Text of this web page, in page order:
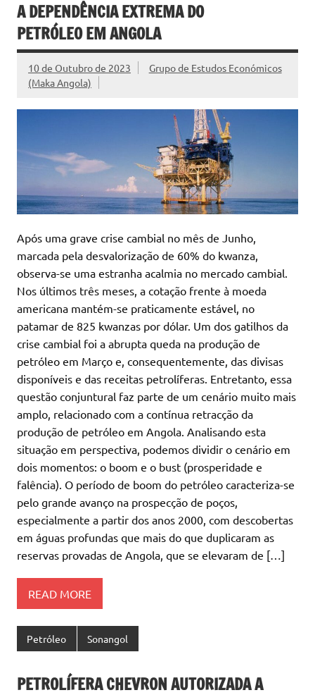
A DEPENDÊNCIA EXTREMA DO
PETRÓLEO EM ANGOLA
10 de Outubro de 2023
Grupo de Estudos Económicos
(Maka Angola)
Após uma grave crise cambial no mês de Junho,
marcada pela desvalorização de 60% do kwanza,
observa-se uma estranha acalmia no mercado cambial.
Nos últimos três meses, a cotação frente à moeda
americana mantém-se praticamente estável, no
patamar de 825 kwanzas por dólar. Um dos gatilhos da
crise cambial foi a abrupta queda na produção de
petróleo em Março e, consequentemente, das divisas
disponíveis e das receitas petrolíferas. Entretanto, essa
questão conjuntural faz parte de um cenário muito mais
amplo, relacionado com a contínua retracção da
produção de petróleo em Angola. Analisando esta
situação em perspectiva, podemos dividir o cenário em
dois momentos: o boom e o bust (prosperidade e
falência). O período de boom do petróleo caracteriza-se
pelo grande avanço na prospecção de poços,
especialmente a partir dos anos 2000, com descobertas
em águas profundas que mais do que duplicaram as
reservas provadas de Angola, que se elevaram de […]
READ MORE
Petróleo Sonangol
PETROLÍFERA CHEVRON AUTORIZADA A